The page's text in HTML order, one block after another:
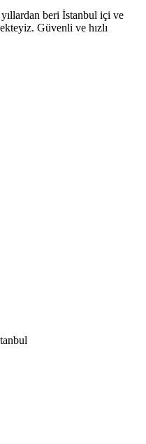
beri İstanbul içi ve
Güvenli ve hızlı